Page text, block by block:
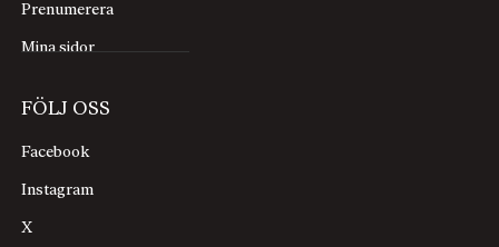
Prenumerera
Mina sidor
FÖLJ OSS
Facebook
Instagram
X